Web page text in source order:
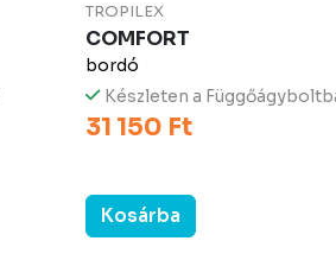
TROPILEX
COMFORT
bordó
Készleten a
31 150 Ft
Kosárba